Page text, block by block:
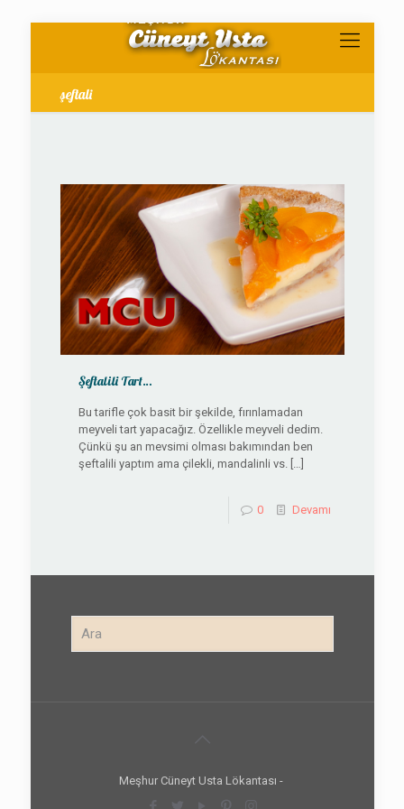
şeftali
Şeftalili Tart…
Bu tarifle çok basit bir şekilde, fırınlamadan
meyveli tart yapacağız. Özellikle meyveli dedim.
Çünkü şu an mevsimi olması bakımından ben
şeftalili yaptım ama çilekli, mandalinli vs.[…]
0 Devamı
Meşhur Cüneyt Usta Lökantası -